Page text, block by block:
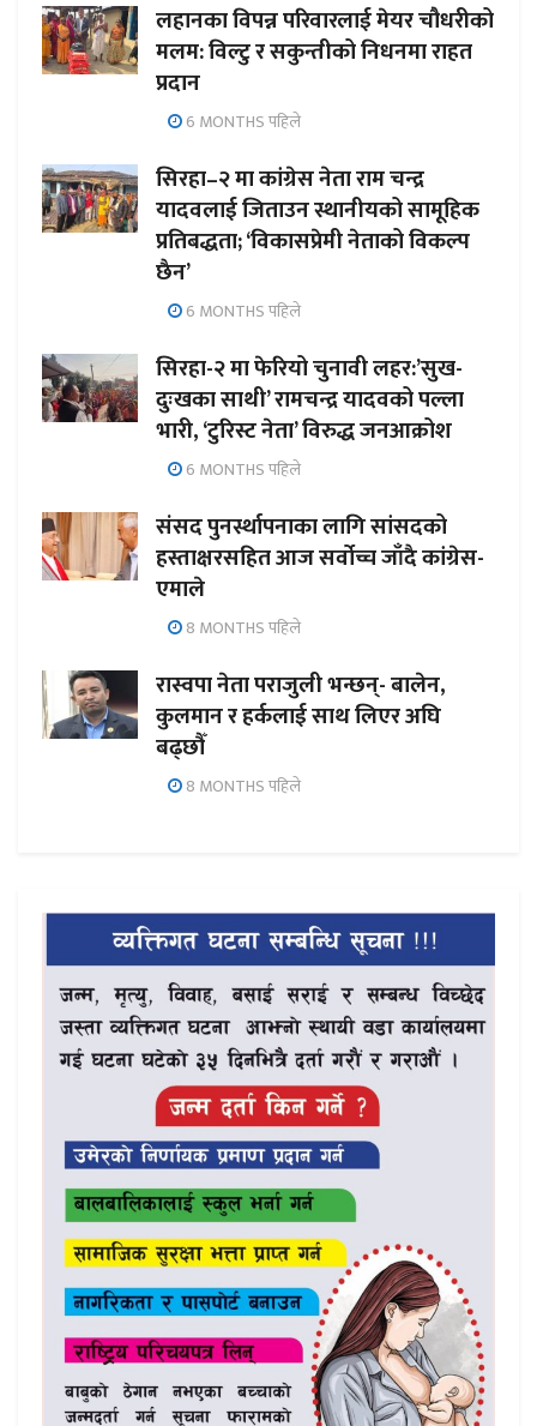
लहानका विपन्न परिवारलाई मेयर चौधरीको
मलम: विल्टु र सकुन्तीको निधनमा राहत
प्रदान
6 MONTHS पहिले
सिरहा–२ मा कांग्रेस नेता राम चन्द्र
यादवलाई जिताउन स्थानीयको सामूहिक
प्रतिबद्धता; ‘विकासप्रेमी नेताको विकल्प
छैन’
6 MONTHS पहिले
सिरहा-२ मा फेरियो चुनावी लहर:’सुख-
दुःखका साथी’ रामचन्द्र यादवको पल्ला
भारी, ‘टुरिस्ट नेता’ विरुद्ध जनआक्रोश
6 MONTHS पहिले
संसद पुनर्स्थापनाका लागि सांसदको
हस्ताक्षरसहित आज सर्वोच्च जाँदै कांग्रेस-
एमाले
8 MONTHS पहिले
रास्वपा नेता पराजुली भन्छन्- बालेन,
कुलमान र हर्कलाई साथ लिएर अघि
बढ्छौँ
8 MONTHS पहिले